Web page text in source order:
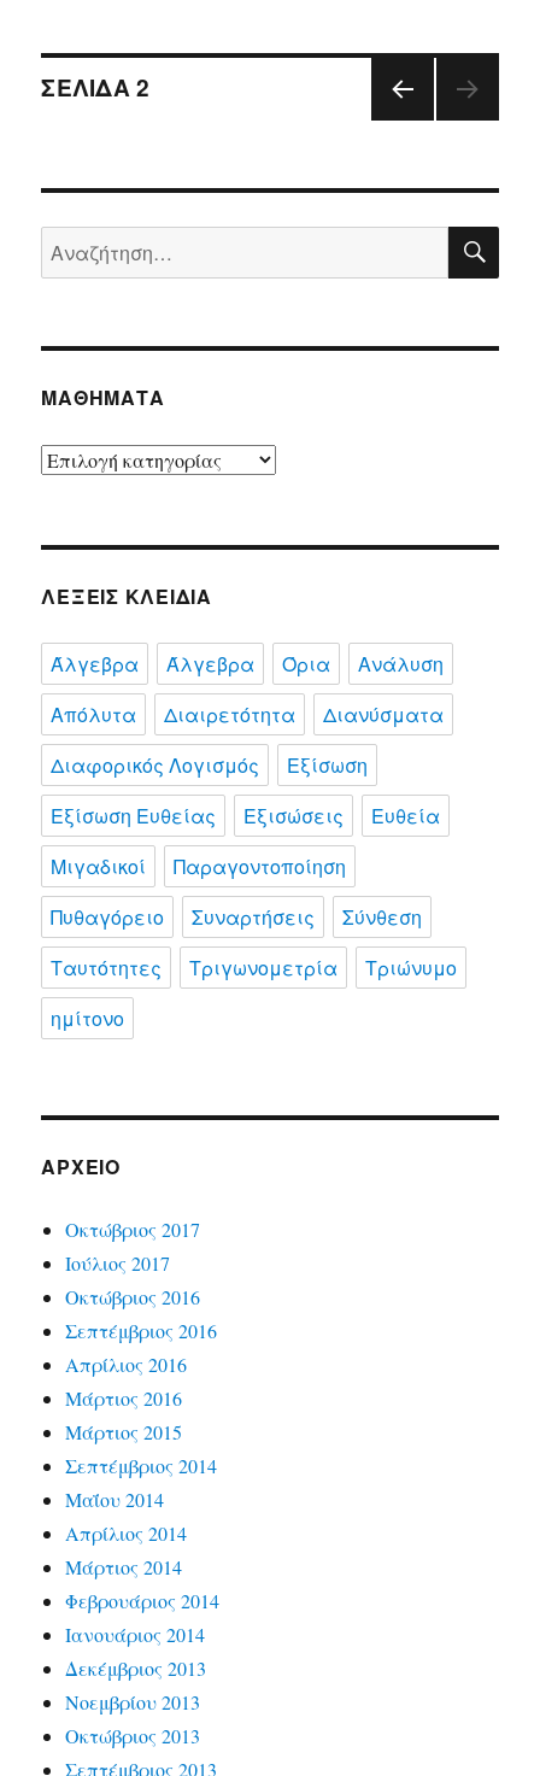
μάθω…
Πλοήγηση
ΝΗ
ΣΕΛΊ
ΣΕΛΊΔΑ2
Αναζήτηση
για:
ΜΑΘΉΜΑΤΑ
Μαθήματα
ΛΈΞΕΙΣ ΚΛΕΙΔΙΆ
Άλγεβρα Άλγεβρα Όρια
Ανάλυση
Απόλυτα
Διαιρετότητα
Διανύσματα
Διαφορικός Λογισμός
Εξίσωση
Εξίσωση Ευθείας
Εξισώσεις
Ευθεία
Μιγαδικοί
Παραγοντοποίηση
Πυθαγόρειο
Συναρτήσεις
Σύνθεση
Ταυτότητες
Τριγωνομετρία
Τριώνυμο
ημίτονο
ΑΡΧΕΊΟ
Οκτώβριος 2017
Ιούλιος 2017
Οκτώβριος 2016
Σεπτέμβριος 2016
Απρίλιος 2016
Μάρτιος 2016
Μάρτιος 2015
Σεπτέμβριος 2014
Μαΐου 2014
Απρίλιος 2014
Μάρτιος 2014
Φεβρουάριος 2014
Ιανουάριος 2014
Δεκέμβριος 2013
Νοεμβρίου 2013
Οκτώβριος 2013
Σεπτέμβριος 2013